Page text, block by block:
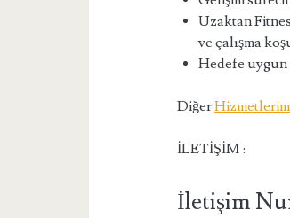
Uzaktan
ve çalışma
Hedefe uygun
Diğer
İLETİŞİM :
İletişim